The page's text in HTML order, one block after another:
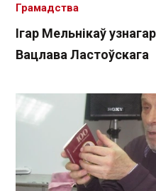
Ігар Мельнікаў
Вацлава Ластоўскага
Грамадства